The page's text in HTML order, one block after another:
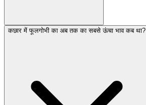
कछार में फूलगोभी का अब तक का सबसे ऊंचा भाव कब था?